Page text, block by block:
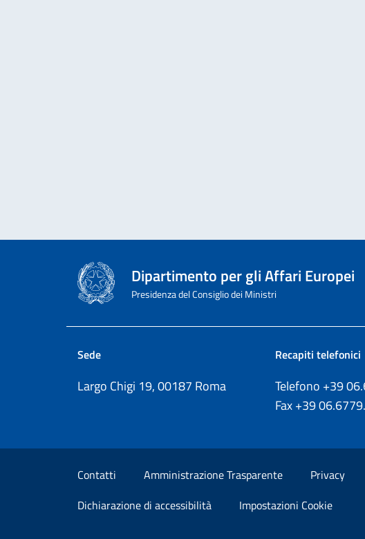
Dipartimento per gli Affari Europei
Presidenza del Consiglio dei Ministri
Sede
Largo Chigi 19, 00187 Roma
Recapiti telefonici
Telefono +39
Fax+39
Sezione Link Utili
Contatti Amministrazione Trasparente Privacy
Dichiarazione di accessibilità
Impostazioni Cookie